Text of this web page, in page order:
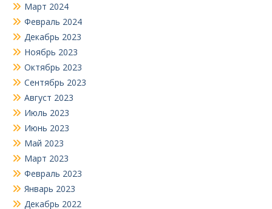
Март 2024
Февраль 2024
Декабрь 2023
Ноябрь 2023
Октябрь 2023
Сентябрь 2023
Август 2023
Июль 2023
Июнь 2023
Май 2023
Март 2023
Февраль 2023
Январь 2023
Декабрь 2022